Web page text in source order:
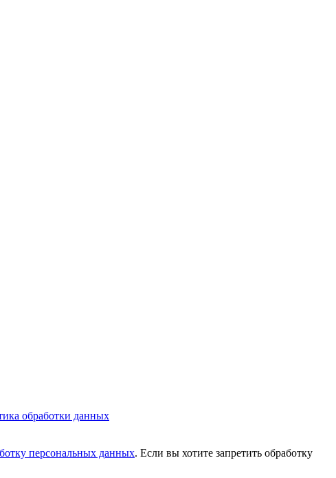
обработки данных
персональных данных. Если вы хотите запретить обработку